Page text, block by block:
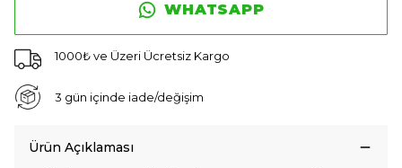
WHATSAPP
1000₺ ve Üzeri Ücretsiz Kargo
3 gün içinde iade/değişim
Ürün Açıklaması